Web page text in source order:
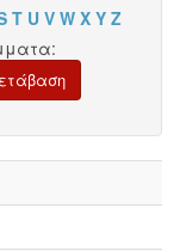
T U V W X Y Z